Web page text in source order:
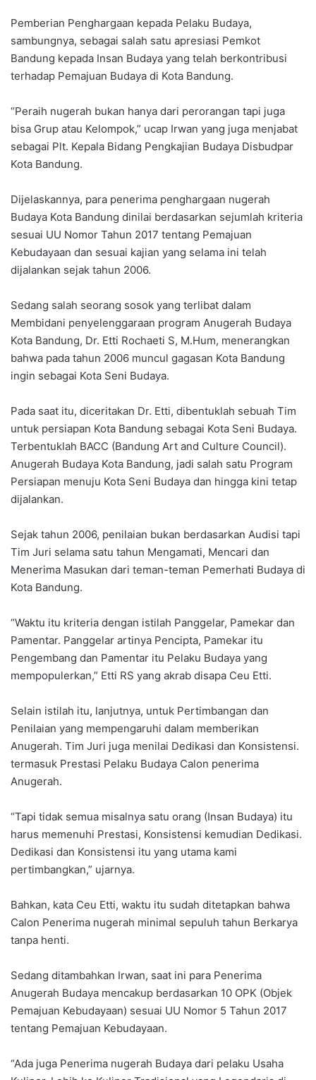
Pemberian Penghargaan kepada Pelaku Budaya,
sambungnya, sebagai salah satu apresiasi Pemkot
Bandung kepada Insan Budaya yang telah berkontribusi
terhadap Pemajuan Budaya di Kota Bandung.
“Peraih nugerah bukan hanya dari perorangan tapi juga
bisa Grup atau Kelompok,” ucap Irwan yang juga menjabat
sebagai Plt. Kepala Bidang Pengkajian Budaya Disbudpar
Kota Bandung.
Dijelaskannya, para penerima penghargaan nugerah
Budaya Kota Bandung dinilai berdasarkan sejumlah kriteria
sesuai UU Nomor Tahun 2017 tentang Pemajuan
Kebudayaan dan sesuai kajian yang selama ini telah
dijalankan sejak tahun 2006.
Sedang salah seorang sosok yang terlibat dalam
Membidani penyelenggaraan program Anugerah Budaya
Kota Bandung, Dr. Etti Rochaeti S, M.Hum, menerangkan
bahwa pada tahun 2006 muncul gagasan Kota Bandung
ingin sebagai Kota Seni Budaya.
Pada saat itu, diceritakan Dr. Etti, dibentuklah sebuah Tim
untuk persiapan Kota Bandung sebagai Kota Seni Budaya.
Terbentuklah BACC (Bandung Art and Culture Council).
Anugerah Budaya Kota Bandung, jadi salah satu Program
Persiapan menuju Kota Seni Budaya dan hingga kini tetap
dijalankan.
Sejak tahun 2006, penilaian bukan berdasarkan Audisi tapi
Tim Juri selama satu tahun Mengamati, Mencari dan
Menerima Masukan dari teman-teman Pemerhati Budaya di
Kota Bandung.
“Waktu itu kriteria dengan istilah Panggelar, Pamekar dan
Pamentar. Panggelar artinya Pencipta, Pamekar itu
Pengembang dan Pamentar itu Pelaku Budaya yang
mempopulerkan,” Etti RS yang akrab disapa Ceu Etti.
Selain istilah itu, lanjutnya, untuk Pertimbangan dan
Penilaian yang mempengaruhi dalam memberikan
Anugerah. Tim Juri juga menilai Dedikasi dan Konsistensi.
termasuk Prestasi Pelaku Budaya Calon penerima
Anugerah.
“Tapi tidak semua misalnya satu orang (Insan Budaya) itu
harus memenuhi Prestasi, Konsistensi kemudian Dedikasi.
Dedikasi dan Konsistensi itu yang utama kami
pertimbangkan,” ujarnya.
Bahkan, kata Ceu Etti, waktu itu sudah ditetapkan bahwa
Calon Penerima nugerah minimal sepuluh tahun Berkarya
tanpa henti.
Sedang ditambahkan Irwan, saat ini para Penerima
Anugerah Budaya mencakup berdasarkan 10 OPK (Objek
Pemajuan Kebudayaan) sesuai UU Nomor 5 Tahun 2017
tentang Pemajuan Kebudayaan.
“Ada juga Penerima nugerah Budaya dari pelaku Usaha